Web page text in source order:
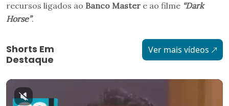
recursos ligados ao Banco Master e ao filme “Dark
Horse”.
Shorts Em
Destaque
Ver mais vídeos